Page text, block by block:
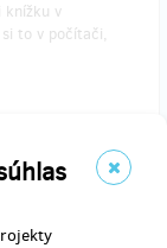
knížku v
to v počítači,
na Hithitu